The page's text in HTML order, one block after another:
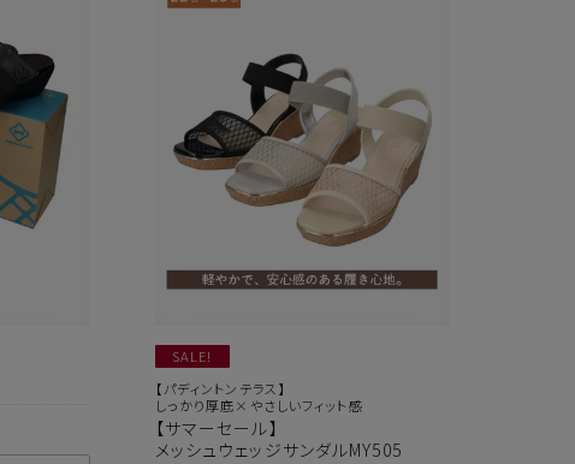
SALE!
【パディントンテラス】
しっかり厚底×やさしいフィット感
【サマーセール】
メッシュウェッジサンダルMY505